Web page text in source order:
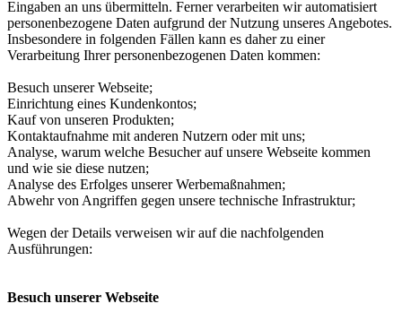
Eingaben an uns übermitteln. Ferner verarbeiten wir automatisiert
personenbezogene Daten aufgrund der Nutzung unseres Angebotes.
Insbesondere in folgenden Fällen kann es daher zu einer
Verarbeitung Ihrer personenbezogenen Daten kommen:
Besuch unserer Webseite;
Einrichtung eines Kundenkontos;
Kauf von unseren Produkten;
Kontaktaufnahme mit anderen Nutzern oder mit uns;
Analyse, warum welche Besucher auf unsere Webseite kommen
und wie sie diese nutzen;
Analyse des Erfolges unserer Werbemaßnahmen;
Abwehr von Angriffen gegen unsere technische Infrastruktur;
Wegen der Details verweisen wir auf die nachfolgenden
Ausführungen:
Besuch unserer Webseite